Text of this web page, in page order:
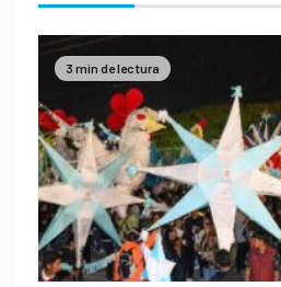
3 min de lectura